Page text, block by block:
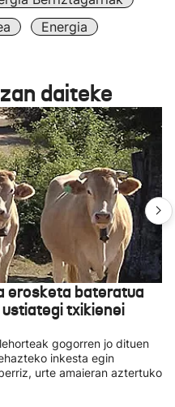
Energia
daiteke
erosketa bateratua
txikienei
gogorren jo dituen
inkesta egin
urte amaieran aztertuko